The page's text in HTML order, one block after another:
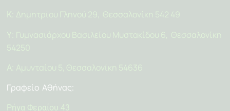
Κ: Δημητρίου Γληνού 29, Θεσσαλονίκη 542 49
Υ:
Γυμνασιάρχου Βασιλείου Μυστακίδου 6, Θεσσαλονίκη
54250
Α: Αμυνταίου 5, Θεσσαλονίκη 54636
Γραφείο Αθήνας:
Ρήγα Φεραίου 43